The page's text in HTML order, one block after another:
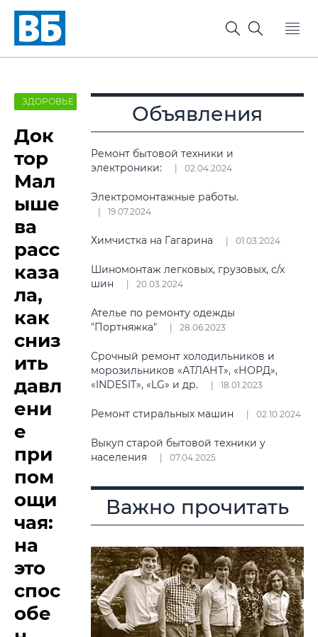
ЗДОРОВЬЕ
Док
тор
Мал
ыше
ва
расс
каза
ла,
как
сниз
ить
давл
ени
е
при
пом
ощи
чая:
на
это
спос
обе
Объявления
Ремонт бытовой техники и
электроники:
02.04.2024
Электромонтажные работы.
19.07.2024
Химчистка на Гагарина 01.03.2024
Шиномонтаж легковых, грузовых, с/х
шин
20.03.2024
Ателье по ремонту одежды
"Портняжка"
28.06.2023
Срочный ремонт холодильников и
морозильников «АТЛАНТ», «НОРД»,
«INDESIT», «LG» и др.
18.01.2023
Ремонт стиральных машин 02.10.2024
Выкуп старой бытовой техники у
населения
07.04.2025
Важно прочитать